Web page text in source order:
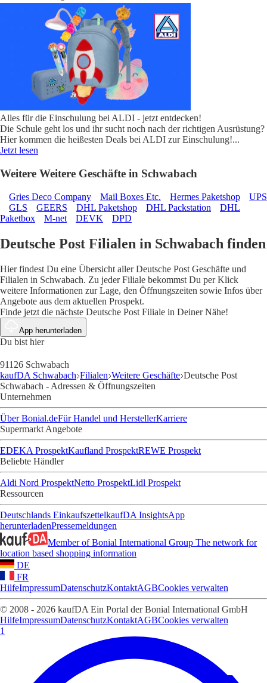
Alles für die Einschulung bei ALDI - jetzt entdecken!
Die Schule geht los und ihr sucht noch nach der richtigen Ausrüstung?
Hier kommen die heißesten Deals bei ALDI zur Einschulung!...
Jetzt lesen
Weitere Weitere Geschäfte in Schwabach
Gries Deco Company Mail Boxes Etc. Hermes Paketshop
UPS
GLS
GEERS DHL Paketshop DHL Packstation
DHL
Paketbox
M-net DEVK DPD
Deutsche Post Filialen in Schwabach finden
Hier findest Du eine Übersicht aller Deutsche Post Geschäfte und
Filialen in Schwabach. Zu jeder Filiale bekommst Du per Klick
weitere Informationen zur Lage, den Öffnungszeiten sowie Infos über
Angebote aus dem aktuellen Prospekt.
Finde jetzt die nächste Deutsche Post Filiale in Deiner Nähe!
App herunterladen
Du bist hier
91126 Schwabach
kaufDA Schwabach Filialen Weitere Geschäfte Deutsche Post
Schwabach - Adressen & Öffnungszeiten
Unternehmen
Über Bonial.deFür Handel und HerstellerKarriere
Supermarkt Angebote
EDEKA ProspektKaufland ProspektREWE Prospekt
Beliebte Händler
Aldi Nord ProspektNetto ProspektLidl Prospekt
Ressourcen
Deutschlands EinkaufszettelkaufDA InsightsApp
herunterladenPressemeldungen
Member of Bonial International Group The network for
location based shopping information
DE
FR
HilfeImpressumDatenschutzKontaktAGBCookies verwalten
© 2008 - 2026 kaufDA Ein Portal der Bonial International GmbH
HilfeImpressumDatenschutzKontaktAGBCookies verwalten
1